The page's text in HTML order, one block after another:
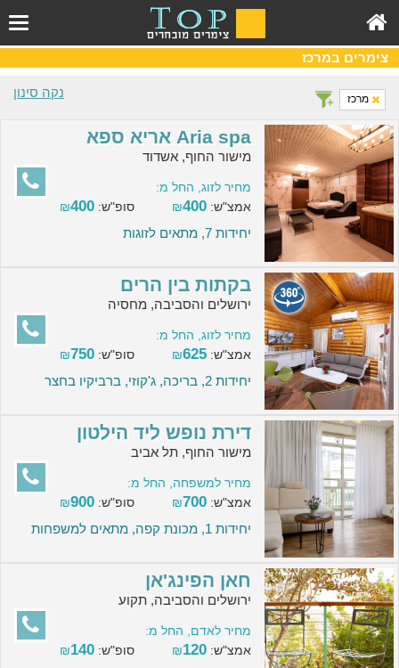
צימרים במרכז
נקה סינון מרכז
Aria spa אריא ספא
מישור החוף, אשדוד
מחיר לזוג, החל מ:
אמצ"ש:
₪400 סופ"ש: ₪400
יחידות 7, מתאים לזוגות
בקתות בין הרים
ירושלים והסביבה, מחסיה
מחיר לזוג, החל מ:
אמצ"ש:
₪625 סופ"ש: ₪750
יחידות 2, בריכה, ג'קוזי, ברביקיו בחצר
דירת נופש ליד הילטון
מישור החוף, תל אביב
מחיר למשפחה, החל מ:
אמצ"ש:
₪700 סופ"ש: ₪900
יחידות 1, מכונת קפה, מתאים למשפחות
חאן הפינג'אן
ירושלים והסביבה, תקוע
מחיר לאדם, החל מ:
אמצ"ש:
₪120 סופ"ש: ₪140